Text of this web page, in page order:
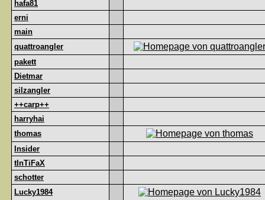
hafa81
erni
main
quattroangler
pakett
Dietmar
silzangler
++carp++
harryhai
thomas
Insider
tInTiFaX
schotter
Lucky1984